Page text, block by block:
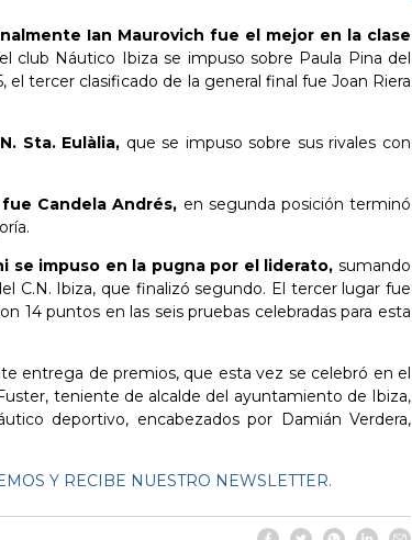
Ian Maurovich fue el mejor en la clase
club Náutico Ibiza se impuso sobre Paula Pina del
el tercer clasificado de la general final fue Joan Riera
Sta. Eulàlia, que se impuso sobre sus rivales con
Candela Andrés, en segunda posición terminó
se impuso en la pugna por el liderato, sumando
C.N. Ibiza, que finalizó segundo. El tercer lugar fue
14 puntos en las seis pruebas celebradas para esta
entrega de premios, que esta vez se celebró en el
teniente de alcalde del ayuntamiento de Ibiza,
deportivo, encabezados por Damián Verdera,
Y RECIBE NUESTRO NEWSLETTER.